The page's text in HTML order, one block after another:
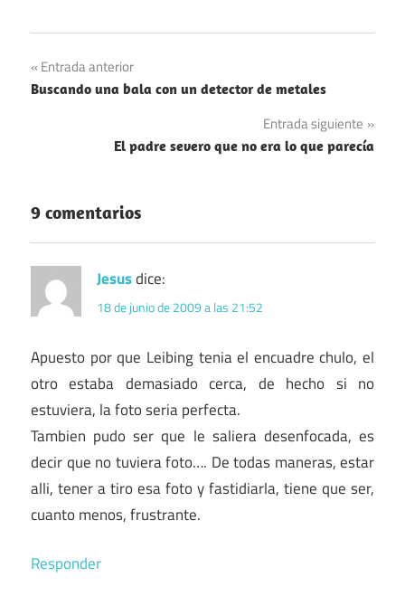
Navegación
de
entradas
Entrada anterior
Buscando una bala con un detector de metales
Entrada siguiente
El padre severo que no era lo que parecía
9 comentarios
Jesusdice:
18 de junio de 2009 a las 21:52
Apuesto por que Leibing tenia el encuadre chulo, el
otro estaba demasiado cerca, de hecho si no
estuviera, la foto seria perfecta.
Tambien pudo ser que le saliera desenfocada, es
decir que no tuviera foto…. De todas maneras, estar
alli, tener a tiro esa foto y fastidiarla, tiene que ser,
cuanto menos, frustrante.
Responder